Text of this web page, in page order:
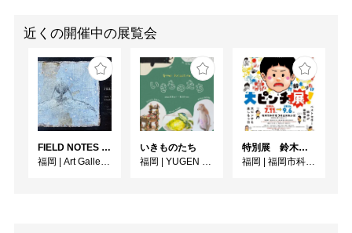
近くの開催中の展覧会
FIELD NOTES - 研究録 -
福岡 | Art Gallery OWL
いきものたち
福岡 | YUGEN Gallery FUKUOKA
特別展 鈴木のりたけ「大ピンチ展！」
福岡 | 福岡市科学館3階企画展示室